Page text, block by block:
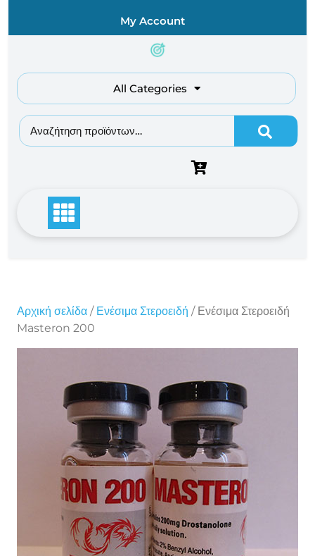
My Account
All Categories
Αναζήτηση για:
Αρχική σελίδα / Ενέσιμα Στεροειδή / Ενέσιμα Στεροειδή
Masteron 200